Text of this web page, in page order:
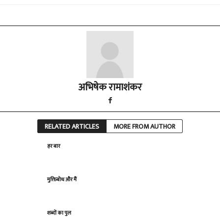
अभिषेक रामाशंकर
RELATED ARTICLES MORE FROM AUTHOR
हर बार
मुक्तिबोध और मैं
शब्दों का पुल